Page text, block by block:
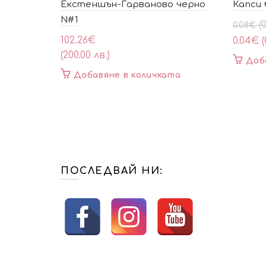
Екстеншън-Гарваново черно
N#1
102.26€
(200.00 лв.)
Добавяне в количката
Капси
0.08€
price
was:
0.08€
0.04€
цена
е:
0.04€
ПОСЛЕДВАЙ НИ: